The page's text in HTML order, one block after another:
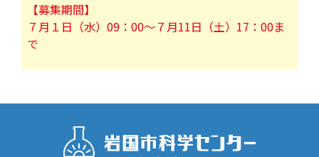
【募集期間】
７月１日（水）09：00～７月11日（土）17：00ま
で